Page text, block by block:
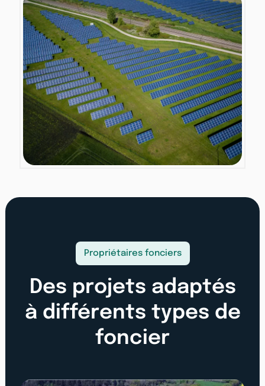
Propriétaires fonciers
Des projets adaptés
à différents types de
foncier